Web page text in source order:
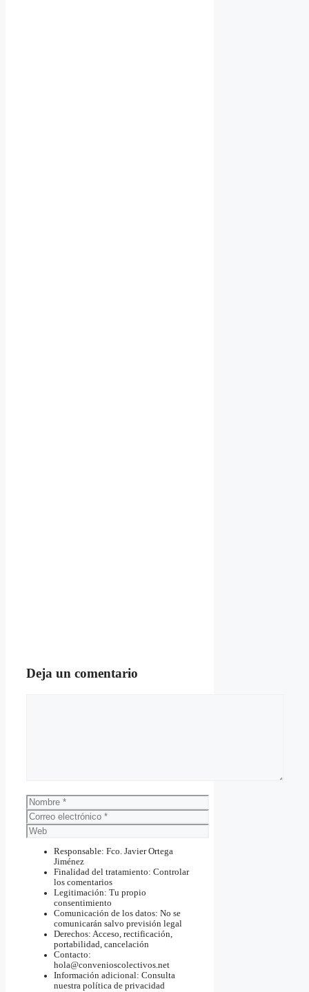
Deja un comentario
Nombre
Correo
electrónico
Web
Responsable: Fco. Javier Ortega
Jiménez
Finalidad del tratamiento: Controlar
los comentarios
Legitimación: Tu propio
consentimiento
Comunicación de los datos: No se
comunicarán salvo previsión legal
Derechos: Acceso, rectificación,
portabilidad, cancelación
Contacto:
hola@convenioscolectivos.net
Información adicional: Consulta
nuestra política de privacidad